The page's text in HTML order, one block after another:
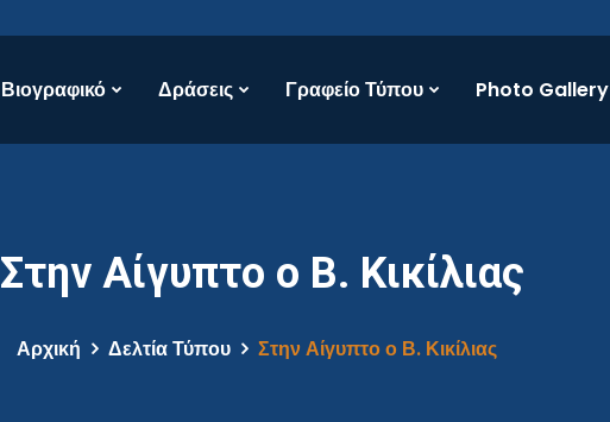
Βιογραφικό Δράσεις Γραφείο Τύπου Photo Gallery
Στην Αίγυπτο ο Β. Κικίλιας
Αρχική Δελτία Τύπου Στην Αίγυπτο ο Β. Κικίλιας